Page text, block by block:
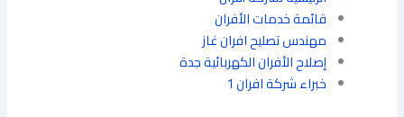
قائمة خدمات الأفران
مهندس تصليح افران غاز
إصلاح الأفران الكهربائية جدة
خبراء شركة افران 1